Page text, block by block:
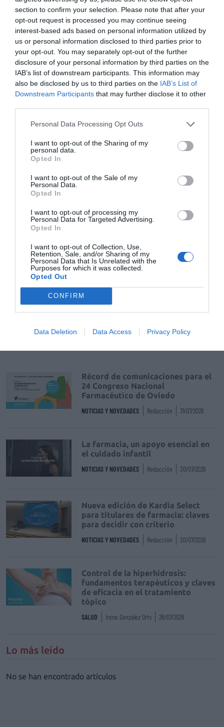
section to confirm your selection. Please note that after your
opt-out request is processed you may continue seeing
interest-based ads based on personal information utilized by
us or personal information disclosed to third parties prior to
your opt-out. You may separately opt-out of the further
disclosure of your personal information by third parties on the
IAB’s list of downstream participants. This information may
also be disclosed by us to third parties on the IAB’s List of
Downstream Participants that may further disclose it to other
Personal Data Processing Opt Outs
I want to opt-out of the Sharing of my
personal data.
Opted In
I want to opt-out of the Sale of my
Personal Data.
Opted In
I want to opt-out of processing my
Personal Data for Targeted Advertising.
Opted In
I want to opt-out of Collection, Use,
Retention, Sale, and/or Sharing of my
Personal Data that Is Unrelated with the
Purposes for which it was collected.
Opted Out
CONFIRM
Data Deletion Data Access Privacy Policy
las instituciones, los reguladores, los medios de
comunicación… para poner en valor la distribución
farmacéutica en nuestro país.
• Continuar apostando por la innovación que permita a
los farmacéuticos atender, retener y ampliar el interés
de los miles de ciudadanos que entran a diario en busca
de un medicamento o de un consejo farmacéutico.
AñadirEl Farmacéuticocomo fuente preferida
de Google de forma gratuita
ACTIVAR AHORA
juan ignacio guenechea Cofares
Destacados
trazabilidad
Récord de comunicaciones para el
24 Congreso Nacional
Farmacéutico de Oviedo
NOTICIAS Y NOVEDADES Redacción 31/07/2026
La farmacia, un apoyo esencial en
el cuidado infantil
NOTICIAS Y NOVEDADES Redacción 30/07/2026
Nueva edición de Kardia Select
para titulares de farmacia: claves
para decidir con criterio
NOTICIAS Y NOVEDADES Redacción 30/07/2026
Control de la hiperhidrosis:
fundamentos terapéuticos y claves
de eficacia en el tratamiento
tópico
SALUD Irene González Orts 28/07/2026
Lo más leído
No se han encontrado artículos